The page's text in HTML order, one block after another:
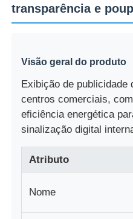
Controle de qualidade
Notícias
Todos os casos
Solicitar Orçamento
transparência e
Visão geral do produto
Exibição de publicidade
centros comerciais,
eficiência energética
sinalização digital
Atributo
Nome